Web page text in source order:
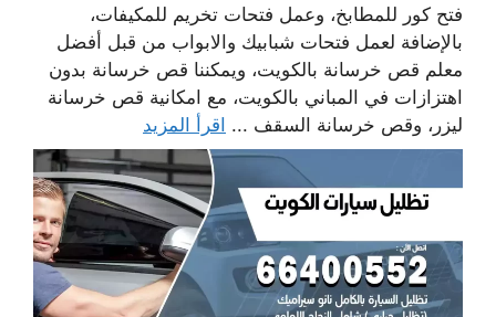
فتح كور للمطابخ، وعمل فتحات تخريم للمكيفات،
بالإضافة لعمل فتحات شبابيك والابواب من قبل أفضل
معلم قص خرسانة بالكويت، ويمكننا قص خرسانة بدون
اهتزازات في المباني بالكويت، مع امكانية قص خرسانة
ليزر، وقص خرسانة السقف ... اقرأ المزيد